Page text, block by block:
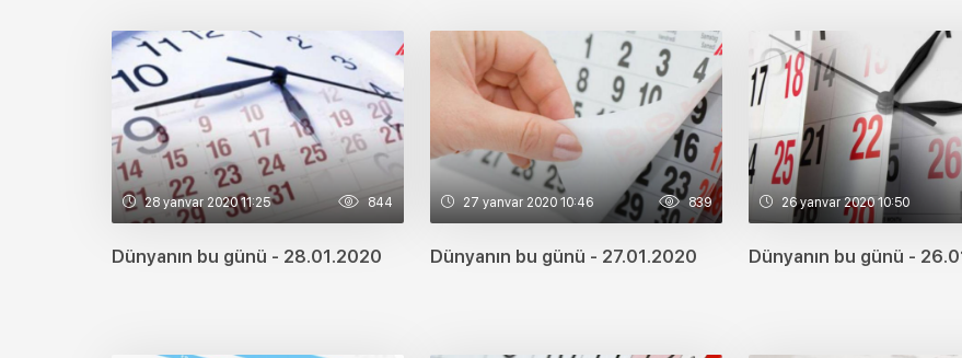
28 yanvar 2020 11:25 844
Dünyanın bu günü - 28.01.2020
27 yanvar 2020 10:46 839
Dünyanın bu günü - 27.01.2020
26 yanvar 2020 10:50
Dünyanın bu günü -